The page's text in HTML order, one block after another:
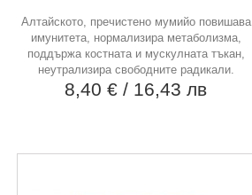
Алтайското, пречистено мумийо повишава
имунитета, нормализира метаболизма,
поддържа костната и мускулната тъкан,
неутрализира свободните радикали.
8,40 €/ 16,43 лв